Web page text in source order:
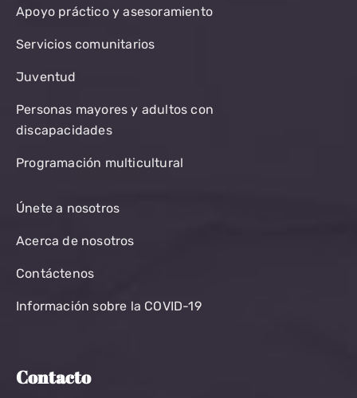
Apoyo práctico y asesoramiento
Servicios comunitarios
Juventud
Personas mayores y adultos con
discapacidades
Programación multicultural
Únete a nosotros
Acerca de nosotros
Contáctenos
Información sobre la COVID-19
Contacto